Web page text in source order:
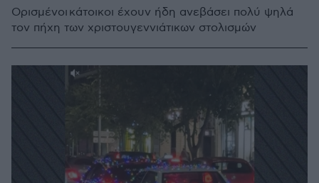
Ορισμένοι κάτοικοι έχουν ήδη ανεβάσει πολύ ψηλά
τον πήχη των χριστουγεννιάτικων στολισμών